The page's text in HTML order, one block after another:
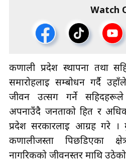
Watch
कर्णाली प्रदेश स्थापना तथा
समारोहलाई सम्बोधन गर्दै
जीवन उत्सर्ग गर्ने सहिदहरूले
अपनाउँदै जनताको हित र
प्रदेश सरकारलाई आग्रह गरे
कर्णालीजस्ता पिछडिएका
नागरिकको जीवनस्तर माथि